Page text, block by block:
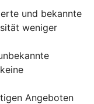
und bekannte
weniger
Angeboten